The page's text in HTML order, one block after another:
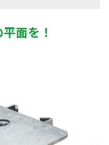
面を！